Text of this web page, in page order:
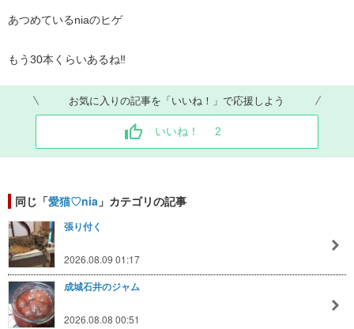
あつめているniaのヒゲ
もう30本くらいあるね‼
お気に入りの記事を「いいね！」で応援しよう
いいね！ 2
同じ「愛猫♡nia 」カテゴリの記事
張り付く
2026.08.09 01:17
成城石井のジャム
2026.08.08 00:51